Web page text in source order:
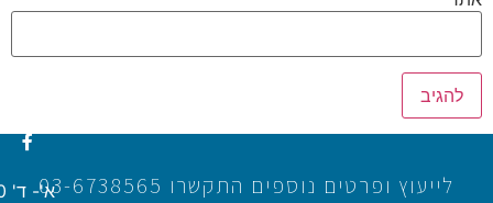
לייעוץ ופרטים נוספים התקשרו 03-6738565א'- ד' 16:00-21:00